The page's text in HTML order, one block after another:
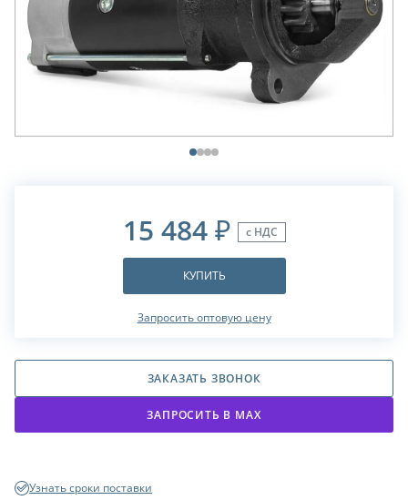
15 484₽ с НДС
КУПИТЬ
Запросить оптовую цену
ЗАКАЗАТЬ ЗВОНОК
ЗАПРОСИТЬ В МАХ
Узнать сроки поставки